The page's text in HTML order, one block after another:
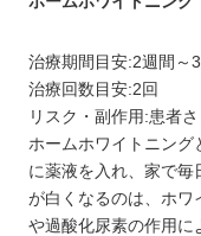
治療期間目安:2週間～
治療回数目安:2回
リスク・副作用:患者
ホームホワイトニング
に薬液を入れ、家で
が白くなるのは、ホワ
や過酸化尿素の作用に